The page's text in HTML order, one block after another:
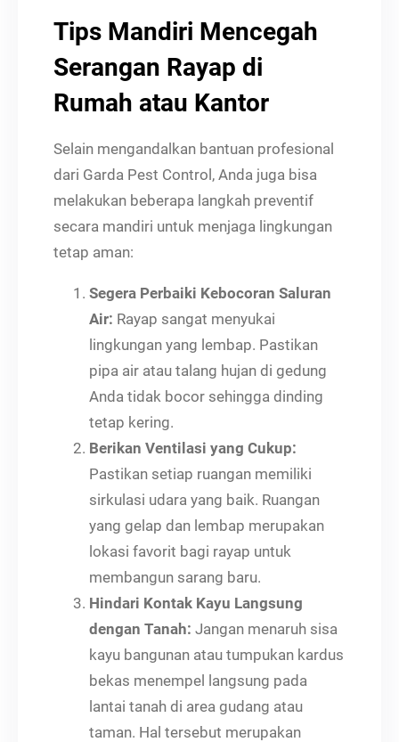
Tips Mandiri Mencegah
Serangan Rayap di
Rumah atau Kantor
Selain mengandalkan bantuan profesional
dari Garda Pest Control, Anda juga bisa
melakukan beberapa langkah preventif
secara mandiri untuk menjaga lingkungan
tetap aman:
Segera Perbaiki Kebocoran Saluran
Air: Rayap sangat menyukai
lingkungan yang lembap. Pastikan
pipa air atau talang hujan di gedung
Anda tidak bocor sehingga dinding
tetap kering.
Berikan Ventilasi yang Cukup:
Pastikan setiap ruangan memiliki
sirkulasi udara yang baik. Ruangan
yang gelap dan lembap merupakan
lokasi favorit bagi rayap untuk
membangun sarang baru.
Hindari Kontak Kayu Langsung
dengan Tanah: Jangan menaruh sisa
kayu bangunan atau tumpukan kardus
bekas menempel langsung pada
lantai tanah di area gudang atau
taman. Hal tersebut merupakan